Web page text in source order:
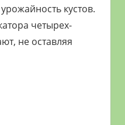
кустов.
четырех-
не оставляя